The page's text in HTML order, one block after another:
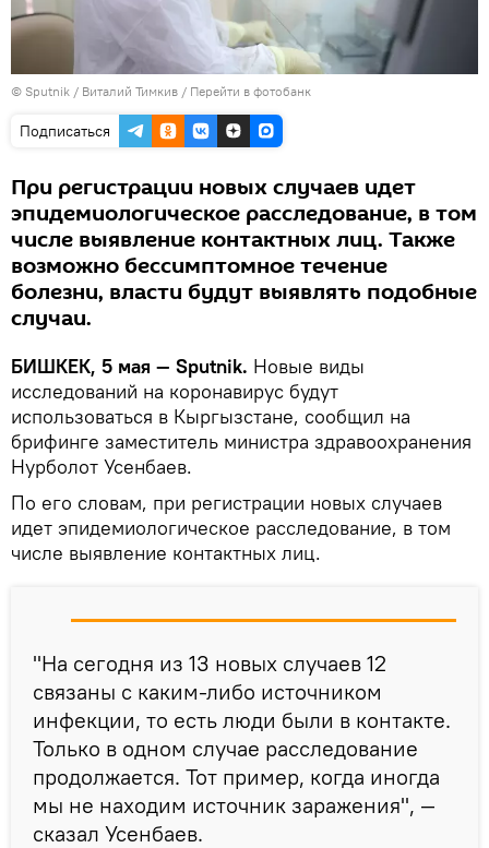
© Sputnik / Виталий Тимкив / Перейти в фотобанк
Подписаться
При регистрации новых случаев идет
эпидемиологическое расследование, в том
числе выявление контактных лиц. Также
возможно бессимптомное течение
болезни, власти будут выявлять подобные
случаи.
БИШКЕК, 5 мая — Sputnik. Новые виды
исследований на коронавирус будут
использоваться в Кыргызстане, сообщил на
брифинге заместитель министра здравоохранения
Нурболот Усенбаев.
По его словам, при регистрации новых случаев
идет эпидемиологическое расследование, в том
числе выявление контактных лиц.
"На сегодня из 13 новых случаев 12
связаны с каким-либо источником
инфекции, то есть люди были в контакте.
Только в одном случае расследование
продолжается. Тот пример, когда иногда
мы не находим источник заражения", —
сказал Усенбаев.